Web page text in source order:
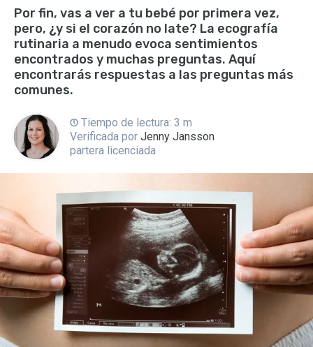
Por fin, vas a ver a tu bebé por primera vez,
pero, ¿y si el corazón no late? La ecografía
rutinaria a menudo evoca sentimientos
encontrados y muchas preguntas. Aquí
encontrarás respuestas a las preguntas más
comunes.
Tiempo de lectura: 3 m
Verificada por Jenny Jansson
partera licenciada